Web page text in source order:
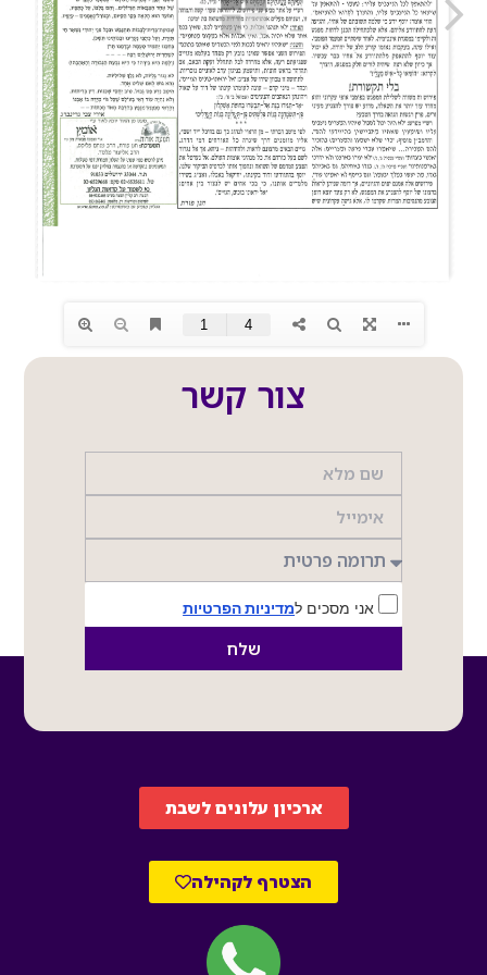
צור קשר
אני מסכים למדיניות הפרטיות
שלח
ארכיון עלונים לשבת
הצטרף לקהילה